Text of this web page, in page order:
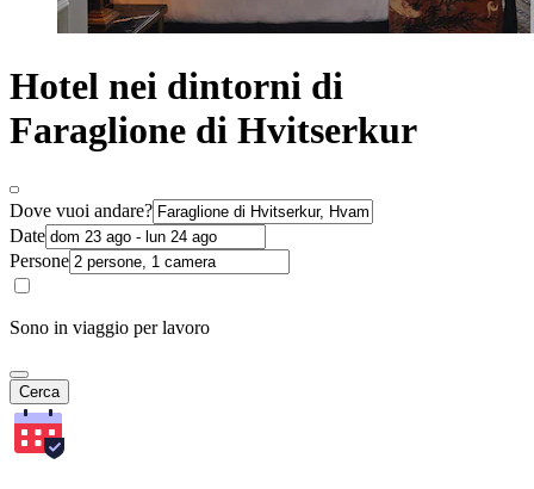
Hotel nei dintorni di
Faraglione di Hvitserkur
Dove vuoi andare?
Date
Persone
Sono in viaggio per lavoro
Cerca